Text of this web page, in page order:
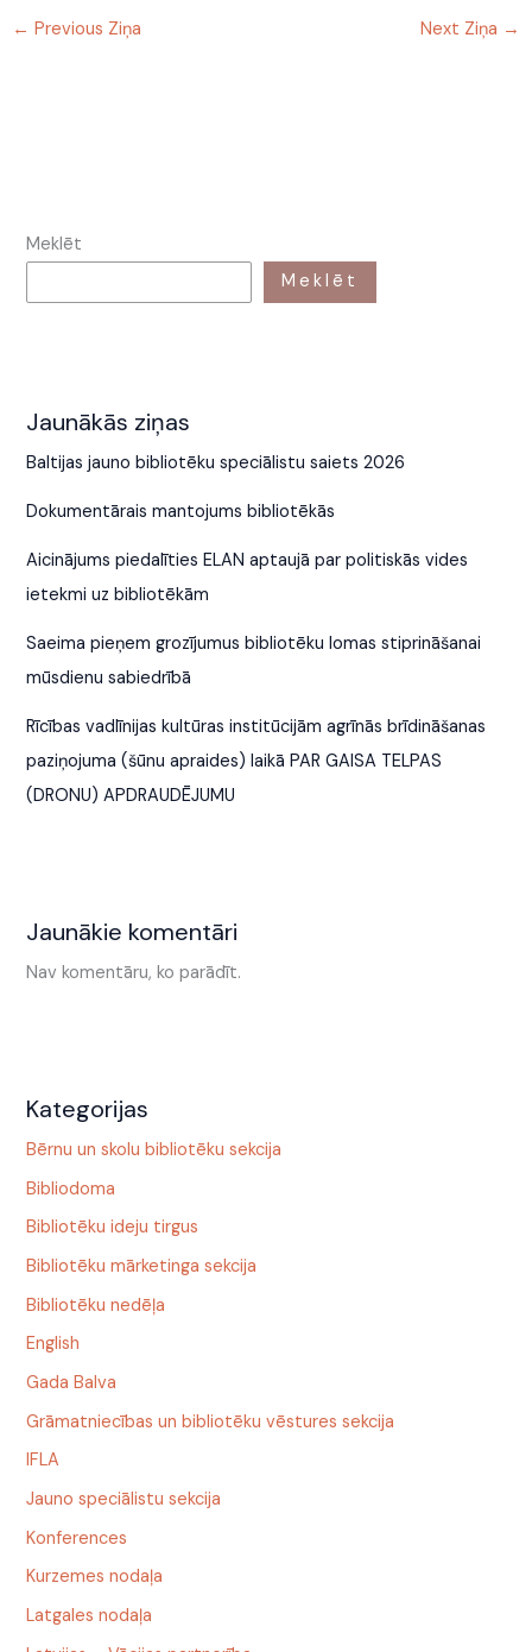
← Previous Ziņa Next Ziņa →
Meklēt
Meklēt
Jaunākās ziņas
Baltijas jauno bibliotēku speciālistu saiets 2026
Dokumentārais mantojums bibliotēkās
Aicinājums piedalīties ELAN aptaujā par politiskās vides
ietekmi uz bibliotēkām
Saeima pieņem grozījumus bibliotēku lomas stiprināšanai
mūsdienu sabiedrībā
Rīcības vadlīnijas kultūras institūcijām agrīnās brīdināšanas
paziņojuma (šūnu apraides) laikā PAR GAISA TELPAS
(DRONU) APDRAUDĒJUMU
Jaunākie komentāri
Nav komentāru, ko parādīt.
Kategorijas
Bērnu un skolu bibliotēku sekcija
Bibliodoma
Bibliotēku ideju tirgus
Bibliotēku mārketinga sekcija
Bibliotēku nedēļa
English
Gada Balva
Grāmatniecības un bibliotēku vēstures sekcija
IFLA
Jauno speciālistu sekcija
Konferences
Kurzemes nodaļa
Latgales nodaļa